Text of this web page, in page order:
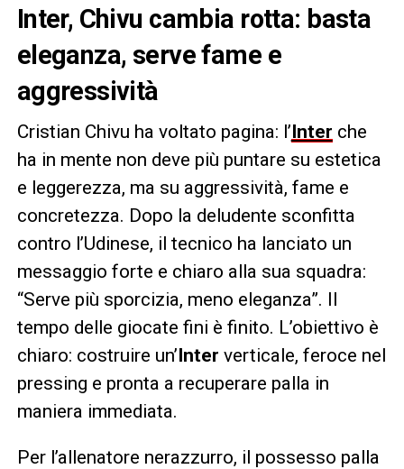
Inter, Chivu cambia rotta: basta
eleganza, serve fame e
aggressività
Cristian Chivu ha voltato pagina: l’Inter che
ha in mente non deve più puntare su estetica
e leggerezza, ma su aggressività, fame e
concretezza. Dopo la deludente sconfitta
contro l’Udinese, il tecnico ha lanciato un
messaggio forte e chiaro alla sua squadra:
“Serve più sporcizia, meno eleganza”. Il
tempo delle giocate fini è finito. L’obiettivo è
chiaro: costruire un’Inter verticale, feroce nel
pressing e pronta a recuperare palla in
maniera immediata.
Per l’allenatore nerazzurro, il possesso palla